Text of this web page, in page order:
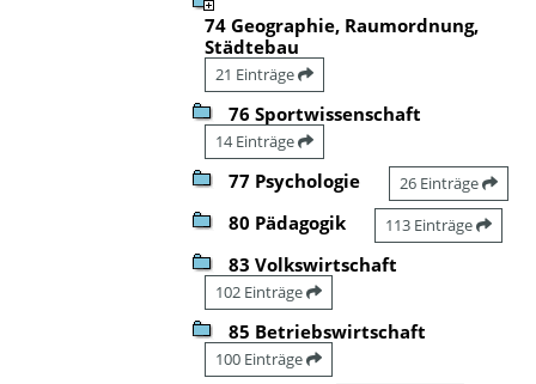
74 Geographie, Raumordnung,
Städtebau
21 Einträge
76 Sportwissenschaft
14 Einträge
77 Psychologie 26 Einträge
80 Pädagogik 113 Einträge
83 Volkswirtschaft
102 Einträge
85 Betriebswirtschaft
100 Einträge